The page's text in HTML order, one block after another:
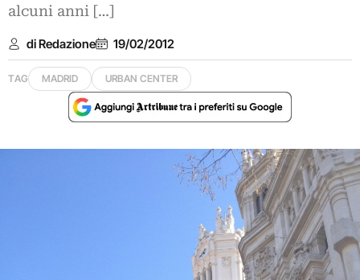
alcuni anni […]
di Redazione 19/02/2012
TAG MADRID URBAN CENTER